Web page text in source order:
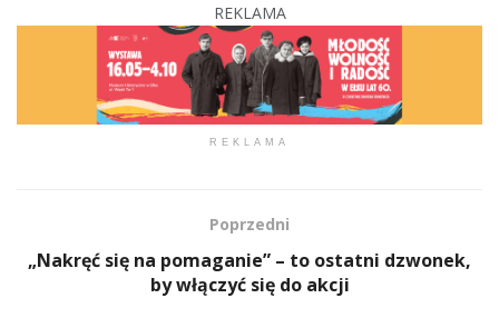
REKLAMA
REKLAMA
Poprzedni
„Nakręć się na pomaganie” – to ostatni dzwonek,
by włączyć się do akcji